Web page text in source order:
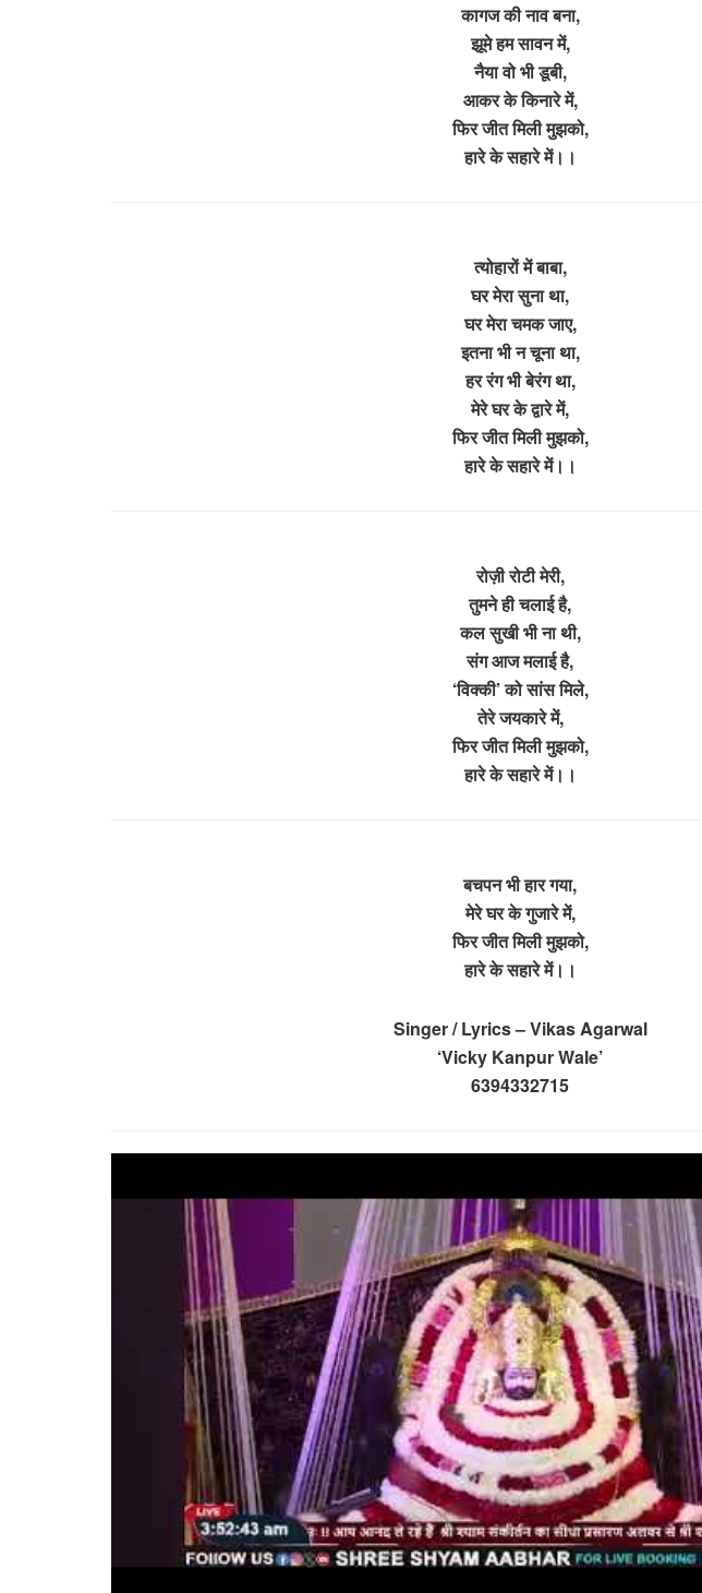
कागज की नाव बना,
झूमे हम सावन में,
नैया वो भी डूबी,
आकर के किनारे में,
फिर जीत मिली मुझको,
हारे के सहारे में।।
त्योहारों में बाबा,
घर मेरा सुना था,
घर मेरा चमक जाए,
इतना भी न चूना था,
हर रंग भी बेरंग था,
मेरे घर के द्वारे में,
फिर जीत मिली मुझको,
हारे के सहारे में।।
रोज़ी रोटी मेरी,
तुमने ही चलाई है,
कल सुखी भी ना थी,
संग आज मलाई है,
‘विक्की’ को सांस मिले,
तेरे जयकारे में,
फिर जीत मिली मुझको,
हारे के सहारे में।।
बचपन भी हार गया,
मेरे घर के गुजारे में,
फिर जीत मिली मुझको,
हारे के सहारे में।।
Singer / Lyrics – Vikas Agarwal
‘Vicky Kanpur Wale’
6394332715